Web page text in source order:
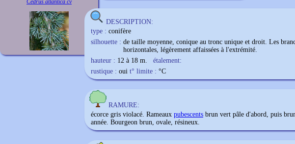
Cedrus atlantica cv
DESCRIPTION:
type : conifère
silhouette : de taille moyenne, conique au tronc unique et droit. Les
horizontales, légèrement affaissées à l'extrémité.
hauteur : 12 à 18 m.
étalement:
rustique : oui t° limite : °C
RAMURE:
écorce gris violacé. Rameaux pubescents brun vert pâle d'abord, puis
année. Bourgeon brun, ovale, résineux.